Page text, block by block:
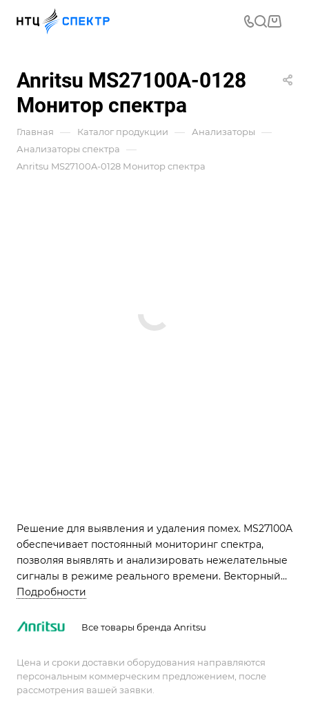
Anritsu MS27100A-0128
Монитор спектра
Главная — Каталог продукции — Анализаторы —
Анализаторы спектра —
Anritsu MS27100A-0128 Монитор спектра
Решение для выявления и удаления помех. MS27100A
обеспечивает постоянный мониторинг спектра,
позволяя выявлять и анализировать нежелательные
сигналы в режиме реального времени. Векторный
анализ сигналов (MX280005A) - дополнительная
проблемы помех.
Подробности
Все товары бренда Anritsu
Цена и сроки доставки оборудования направляются
персональным коммерческим предложением, после
рассмотрения вашей заявки.